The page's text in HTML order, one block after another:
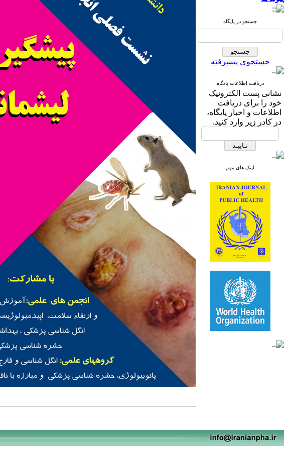
جستجو در پایگاه
جستجوی پیشرفته
دریافت اطلاعات پایگاه
نشانی پست الکترونیک
خود را برای دریافت
اطلاعات و اخبار پایگاه،
در کادر زیر وارد کنید.
لینک های مهم